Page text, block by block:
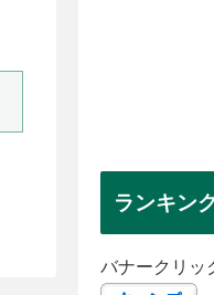
ランキン
バナークリッ